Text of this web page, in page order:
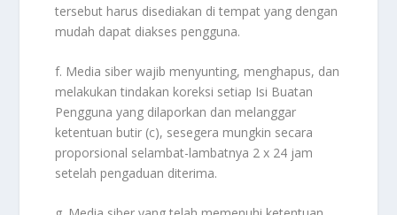
tersebut harus disediakan di tempat yang dengan
mudah dapat diakses pengguna.
f. Media siber wajib menyunting, menghapus, dan
melakukan tindakan koreksi setiap Isi Buatan
Pengguna yang dilaporkan dan melanggar
ketentuan butir (c), sesegera mungkin secara
proporsional selambat-lambatnya 2 x 24 jam
setelah pengaduan diterima.